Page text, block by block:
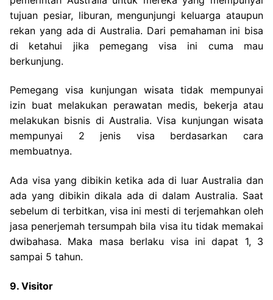
tujuan pesiar, liburan, mengunjungi keluarga ataupun
rekan yang ada di Australia. Dari pemahaman ini bisa
di ketahui jika pemegang visa ini cuma mau
berkunjung.
Pemegang visa kunjungan wisata tidak mempunyai
izin buat melakukan perawatan medis, bekerja atau
melakukan bisnis di Australia. Visa kunjungan wisata
mempunyai 2 jenis visa berdasarkan cara
membuatnya.
Ada visa yang dibikin ketika ada di luar Australia dan
ada yang dibikin dikala ada di dalam Australia. Saat
sebelum di terbitkan, visa ini mesti di terjemahkan oleh
jasa penerjemah tersumpah bila visa itu tidak memakai
dwibahasa. Maka masa berlaku visa ini dapat 1, 3
sampai 5 tahun.
9. Visitor